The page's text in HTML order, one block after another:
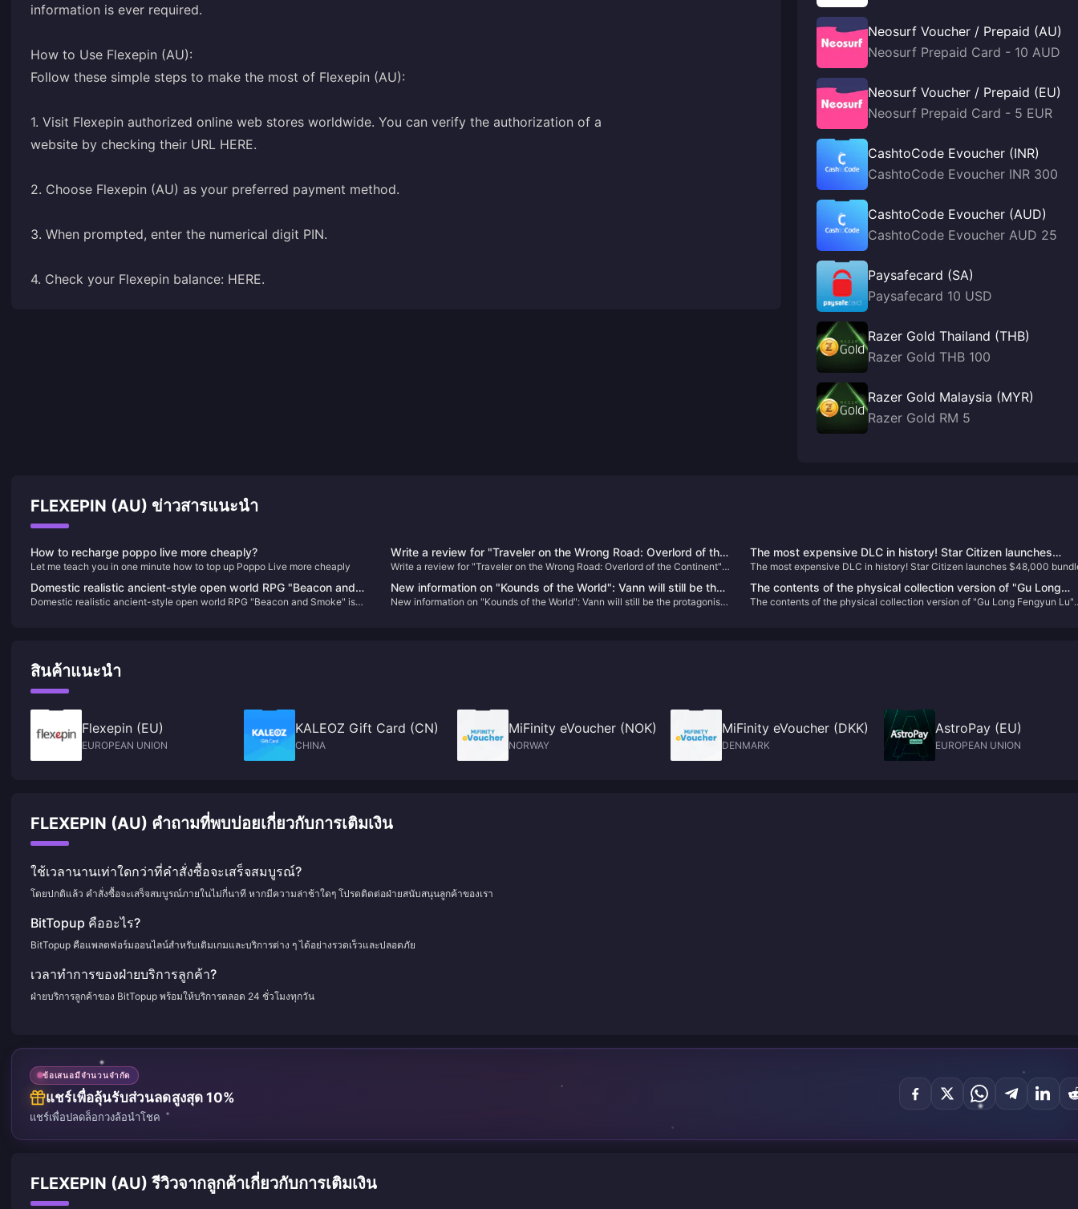
information is ever required.
How to Use Flexepin (AU):
Follow these simple steps to make the most of Flexepin (AU):
1. Visit Flexepin authorized online web stores worldwide. You can verify the authorization of a
website by checking their URL HERE.
2. Choose Flexepin (AU) as your preferred payment method.
3. When prompted, enter the numerical digit PIN.
4. Check your Flexepin balance: HERE.
Neosurf Voucher / Prepaid (AU)
Neosurf Prepaid Card - 10 AUD
Neosurf Voucher / Prepaid (EU)
Neosurf Prepaid Card - 5 EUR
CashtoCode Evoucher (INR)
CashtoCode Evoucher INR 300
CashtoCode Evoucher (AUD)
CashtoCode Evoucher AUD 25
Paysafecard (SA)
Paysafecard 10 USD
Razer Gold Thailand (THB)
Razer Gold THB 100
Razer Gold Malaysia (MYR)
Razer Gold RM 5
FLEXEPIN (AU) ข่าวสารแนะนำ
How to recharge poppo live more cheaply?
Let me teach you in one minute how to top up Poppo Live more cheaply
Write a review for "Traveler on the Wrong Road: Overlord of the
Continent" and draw 10 100-yuan JD.com cards
Write a review for "Traveler on the Wrong Road: Overlord of the Continent"
The most expensive DLC in history! Star Citizen launches
$48,000 bundle
The most expensive DLC in history! Star Citizen launches $48,000
Domestic realistic ancient-style open world RPG "Beacon and
Smoke" is online on the Steam page
Domestic realistic ancient-style open world RPG "Beacon and Smoke" is
New information on "Kounds of the World": Vann will still be the
protagonist, and the game's screen expression will be
New information on "Kounds of the World": Vann will still be the protagonist,
The contents of the physical collection version of "Gu Long
Fengyun Lu" are announced, and the first 300 people will
The contents of the physical collection version of "Gu Long Fengyun Lu"
สินค้าแนะนำ
Flexepin (EU)
EUROPEAN UNION
KALEOZ Gift Card (CN)
CHINA
MiFinity eVoucher (NOK)
NORWAY
MiFinity eVoucher (DKK)
DENMARK
AstroPay (EU)
EUROPEAN UNION
FLEXEPIN (AU) คำถามที่พบบ่อยเกี่ยวกับการเติมเงิน
ใช้เวลานานเท่าใดกว่าที่คำสั่งซื้อจะเสร็จสมบูรณ์?
โดยปกติแล้ว คำสั่งซื้อจะเสร็จสมบูรณ์ภายในไม่กี่นาที หากมีความล่าช้าใดๆ โปรดติดต่อฝ่ายสนับสนุนลูกค้าของเรา
BitTopup คืออะไร?
BitTopup คือแพลตฟอร์มออนไลน์สำหรับเติมเกมและบริการต่าง ๆ ได้อย่างรวดเร็วและปลอดภัย
เวลาทำการของฝ่ายบริการลูกค้า?
ฝ่ายบริการลูกค้าของ BitTopup พร้อมให้บริการตลอด 24 ชั่วโมงทุกวัน
ข้อเสนอมีจำนวนจำกัด
แชร์เพื่อลุ้นรับส่วนลดสูงสุด 10%
แชร์เพื่อปลดล็อกวงล้อนำโชค
FLEXEPIN (AU) รีวิวจากลูกค้าเกี่ยวกับการเติมเงิน